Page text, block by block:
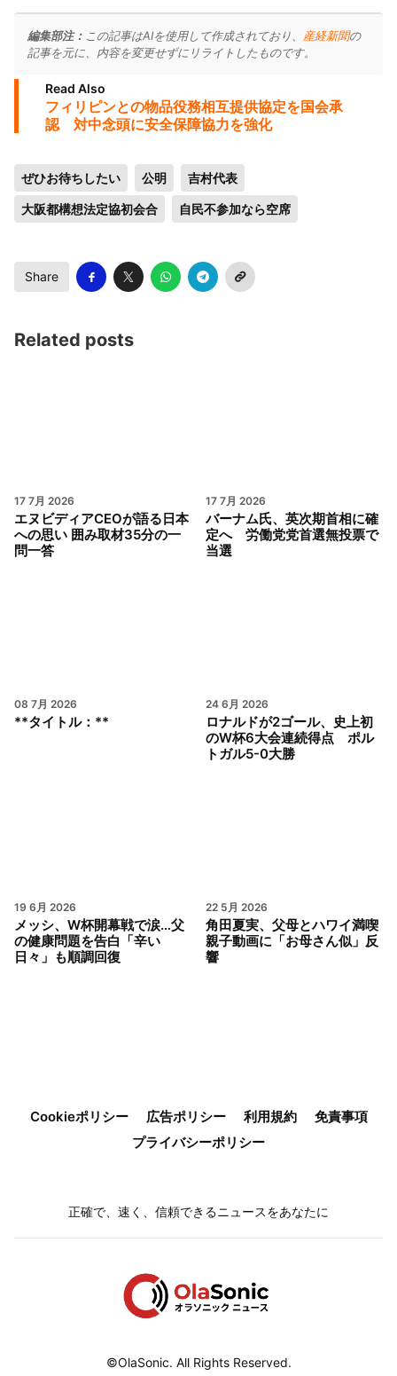
編集部注： この記事はAIを使用して作成されており、 産経新聞の
記事を元に、内容を変更せずにリライトしたものです。
Read Also
フィリピンとの物品役務相互提供協定を国会承
認 対中念頭に安全保障協力を強化
ぜひお待ちしたい 公明 吉村代表
大阪都構想法定協初会合 自民不参加なら空席
Share
Related posts
17 7月 2026
エヌビディアCEOが語る日本
への思い 囲み取材35分の一
問一答
17 7月 2026
バーナム氏、英次期首相に確
定へ 労働党党首選無投票で
当選
08 7月 2026
**タイトル：**
24 6月 2026
ロナルドが2ゴール、史上初
のW杯6大会連続得点 ポル
トガル5-0大勝
19 6月 2026
メッシ、W杯開幕戦で涙…父
の健康問題を告白「辛い
日々」も順調回復
22 5月 2026
角田夏実、父母とハワイ満喫
親子動画に「お母さん似」反
響
Cookieポリシー 広告ポリシー 利用規約
免責事項
プライバシーポリシー
正確で、速く、信頼できるニュースをあなたに
©OlaSonic. All Rights Reserved.